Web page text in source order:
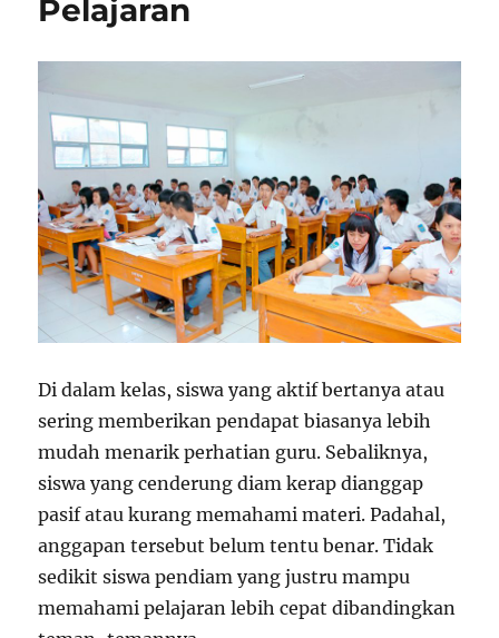
Pelajaran
Di dalam kelas, siswa yang aktif bertanya atau
sering memberikan pendapat biasanya lebih
mudah menarik perhatian guru. Sebaliknya,
siswa yang cenderung diam kerap dianggap
pasif atau kurang memahami materi. Padahal,
anggapan tersebut belum tentu benar. Tidak
sedikit siswa pendiam yang justru mampu
memahami pelajaran lebih cepat dibandingkan